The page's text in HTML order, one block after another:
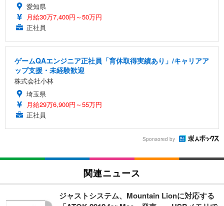
愛知県
月給30万7,400円～50万円
正社員
ゲームQAエンジニア正社員「育休取得実績あり」/キャリアア
ップ支援・未経験歓迎
株式会社小林
埼玉県
月給29万6,900円～55万円
正社員
Sponsored by
関連ニュース
ジャストシステム、Mountain Lionに対応する